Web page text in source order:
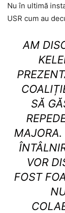
Nu în ultimă
USR cum au
AM
SĂ
MAJORA.
VOR
FOST